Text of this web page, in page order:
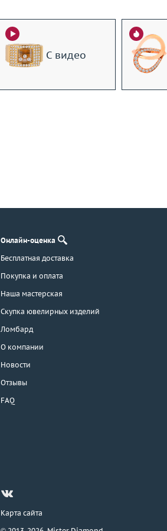
С видео
Онлайн-оценка
Бесплатная доставка
Покупка и оплата
Наша мастерская
Скупка ювелирных изделий
Ломбард
О компании
Новости
Отзывы
FAQ
Карта сайта